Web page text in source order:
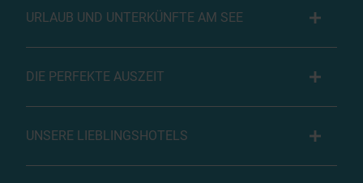
URLAUB UND UNTERKÜNFTE AM SEE
DIE PERFEKTE AUSZEIT
UNSERE LIEBLINGSHOTELS